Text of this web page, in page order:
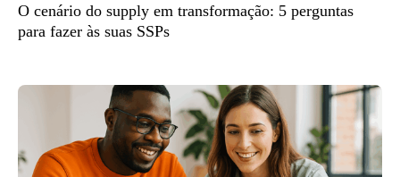
O cenário do supply em transformação: 5 perguntas
para fazer às suas SSPs